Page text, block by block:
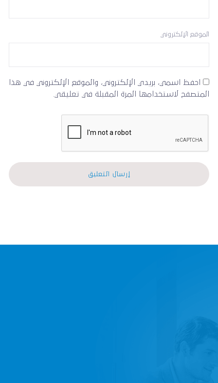
الموقع الإلكتروني
احفظ اسمي، بريدي الإلكتروني، والموقع الإلكتروني في هذا
المتصفح لاستخدامها المرة المقبلة في تعليقي.